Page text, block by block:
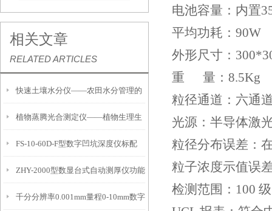
相关文章
RELATED ARTICLES
快速土壤水分仪——农田水分管理的
便携式检测工具
植物蒸腾光合测定仪——植物生理生
态的实时监测设备
FS-10-60D-F型数字凹坑深度仪标配
IP54级表头分辨率0.01mm量程
10mm！
ZHY-2000型数显台式自动测厚仪功能
特点
千分分辨率0.001mm量程0-10mm数字
电池容量：内置
平均功耗：90W
外形尺寸：
重 量：8.5Kg
粒径通道：六通
光源：半导体激
粒径分布误差：
粒子浓度示值误
检测范围：100